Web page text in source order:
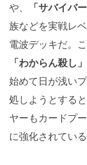
や、
「サバイバー
族などを実戦レ
電波デッキだ。
「わからん殺し」
始めて日が浅い
処しようとする
ヤーもカードプ
に強化されてい